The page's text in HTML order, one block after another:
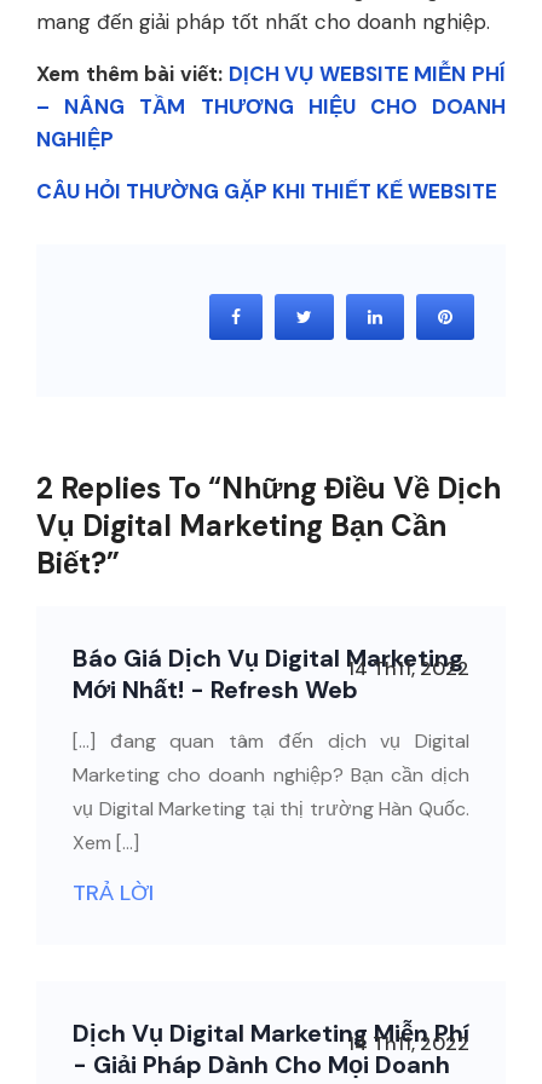
mang đến giải pháp tốt nhất cho doanh nghiệp.
Xem thêm bài viết: DỊCH VỤ WEBSITE MIỄN PHÍ
– NÂNG TẦM THƯƠNG HIỆU CHO DOANH
NGHIỆP
CÂU HỎI THƯỜNG GẶP KHI THIẾT KẾ WEBSITE
2 Replies To “Những Điều Về Dịch
Vụ Digital Marketing Bạn Cần
Biết?”
Báo Giá Dịch Vụ Digital Marketing
Mới Nhất! - Refresh Web
14 Th11, 2022
[…] đang quan tâm đến dịch vụ Digital
Marketing cho doanh nghiệp? Bạn cần dịch
vụ Digital Marketing tại thị trường Hàn Quốc.
Xem […]
TRẢ LỜI
Dịch Vụ Digital Marketing Miễn Phí
- Giải Pháp Dành Cho Mọi Doanh
14 Th11, 2022